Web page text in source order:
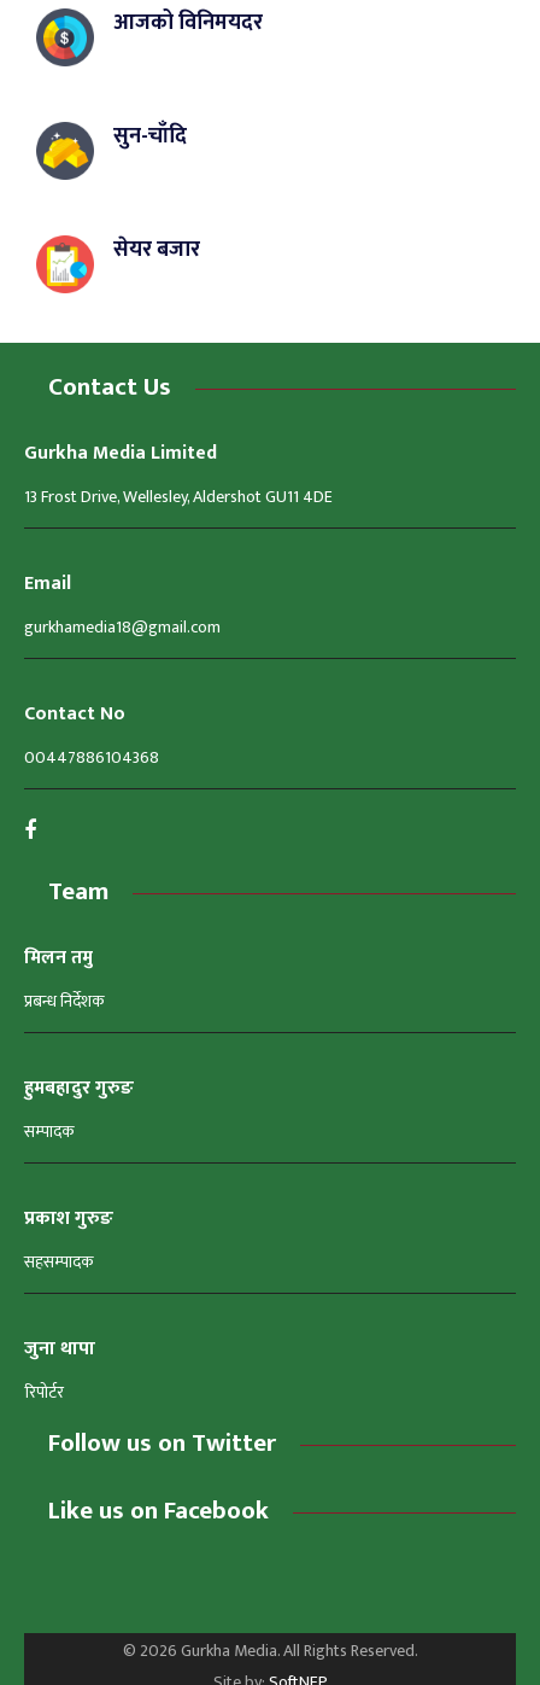
आजको विनिमयदर
सुन-चाँदि
सेयर बजार
Contact Us
Gurkha Media Limited
13 Frost Drive, Wellesley, Aldershot GU11 4DE
Email
gurkhamedia18@gmail.com
Contact No
00447886104368
Team
मिलन तमु
प्रबन्ध निर्देशक
हुमबहादुर गुरुङ
सम्पादक
प्रकाश गुरुङ
सहसम्पादक
जुना थापा
रिपोर्टर
Follow us on Twitter
Like us on Facebook
© 2026 Gurkha Media. All Rights Reserved.